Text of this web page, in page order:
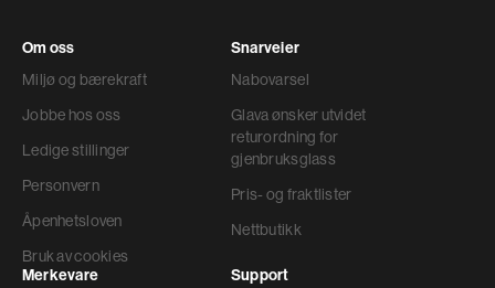
Om oss
Miljø og bærekraft
Jobbe hos oss
Ledige stillinger
Personvern
Åpenhetsloven
Bruk av cookies
Snarveier
Nabovarsel
Glava ønsker utvidet
returordning for
gjenbruksglass
Pris- og fraktlister
Nettbutikk
Merkevare Support